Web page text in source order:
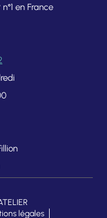
en France
légales